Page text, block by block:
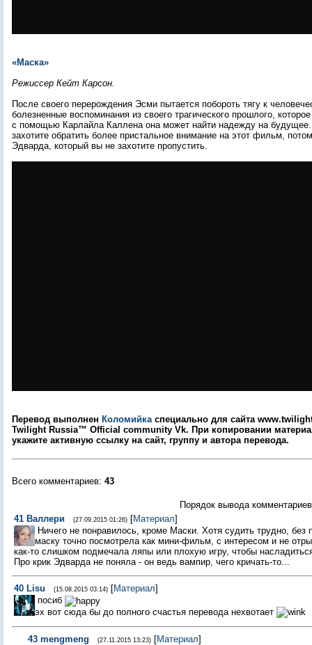
«Маска»
Режиссер Кейт Карсон.
После своего перерождения Эсми пытается побороть тягу к
болезненные воспоминания из своего трагического прошлого,
с помощью Карлайла Каллена она может найти надежду на будущее.
захотите обратить более пристальное внимание на этот фильм,
Эдварда, который вы не захотите пропустить.
Перевод выполнен Коломийкаспециально для сайта
Twilight Russia™ Оfficial community Vk. При копировании
укажите активную ссылку на сайт, группу и автора перевода.
Всего комментариев: 43
Порядок вывода
41 Валлери (27.09.2015 01:26) [Материал]
Ничего не понравилось, кроме Маски. Хотя судить трудно, без
маску точно посмотрела как мини-фильм, с интересом и не
как-то слишком подмечала ляпы или плохую игру, чтобы
Про крик Эдварда не поняла - он ведь вампир, чего кричать-то...
40 Lisu (15.08.2015 03:14) [Материал]
посиб
эх вот сюда бы до полного счастья перевода нехвотает
43 mengmeng (27.11.2015 13:23) [Материал]